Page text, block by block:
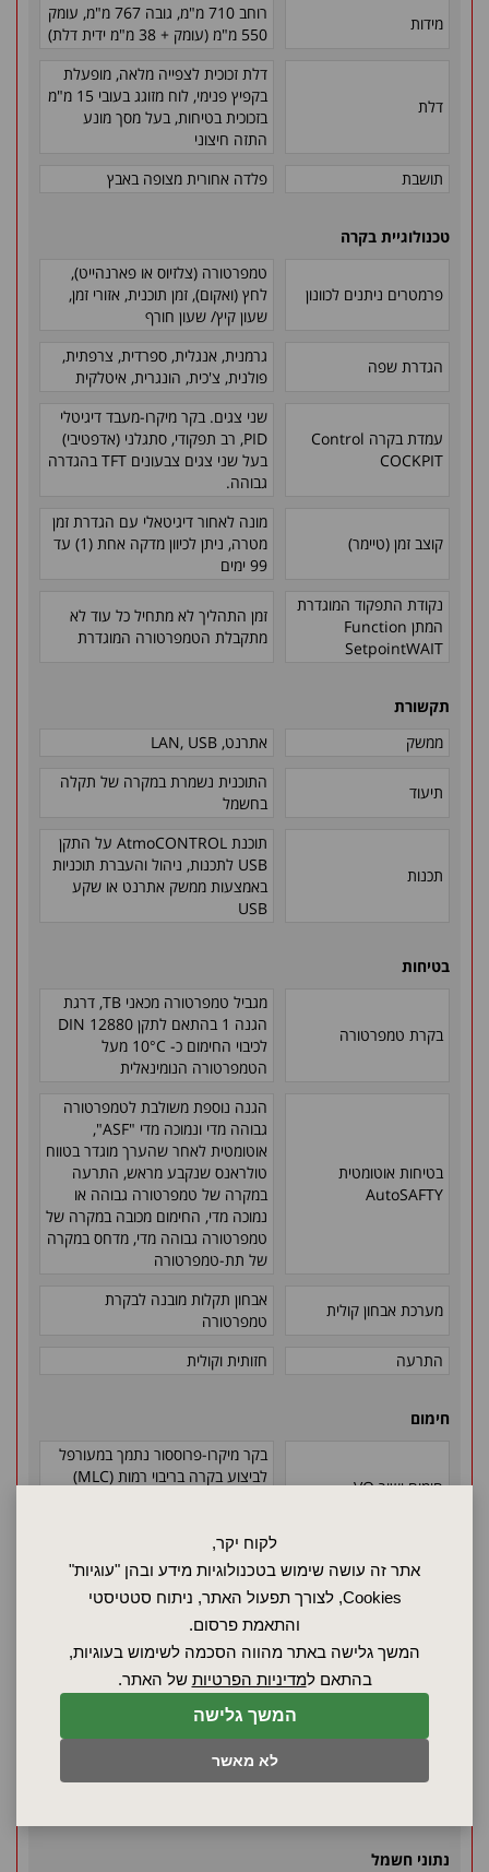
המשך גלישה
לא מאשר
לקוח יקר,
אתר זה עושה שימוש בטכנולוגיות מידע ובהן "עוגיות"
Cookies, לצורך תפעול האתר, ניתוח סטטיסטי
והתאמת פרסום.
המשך גלישה באתר מהווה הסכמה לשימוש בעוגיות,
בהתאם למדיניות הפרטיות של האתר.
מידות
רוחב 710 מ"מ, גובה 767 מ"מ, עומק
550 מ"מ (עומק + 38 מ"מ ידית דלת)
דלת
דלת זכוכית לצפייה מלאה, מופעלת
בקפיץ פנימי, לוח מזוגג בעובי 15 מ"מ
בזכוכית בטיחות, בעל מסך מונע
התזה חיצוני
תושבת
פלדה אחורית מצופה באבץ
טכנולוגיית בקרה
פרמטרים ניתנים לכוונון
טמפרטורה (צלזיוס או פארנהייט),
לחץ (ואקום), זמן תוכנית, אזורי זמן,
שעון קיץ/ שעון חורף
הגדרת שפה
גרמנית, אנגלית, ספרדית, צרפתית,
פולנית, צ'כית, הונגרית, איטלקית
עמדת בקרה Control
COCKPIT
שני צגים. בקר מיקרו-מעבד דיגיטלי
PID, רב תפקודי, סתגלני (אדפטיבי)
בעל שני צגים צבעונים TFT בהגדרה
גבוהה.
קוצב זמן (טיימר)
מונה לאחור דיגיטאלי עם הגדרת זמן
מטרה, ניתן לכיוון מדקה אחת (1) עד
99 ימים
נקודת התפקוד המוגדרת
המתן Function
SetpointWAIT
זמן התהליך לא מתחיל כל עוד לא
מתקבלת הטמפרטורה המוגדרת
תקשורת
ממשק
אתרנט, LAN, USB
תיעוד
התוכנית נשמרת במקרה של תקלה
בחשמל
תכנות
תוכנת AtmoCONTROL על התקן
USB לתכנות, ניהול והעברת תוכניות
באמצעות ממשק אתרנט או שקע
USB
בטיחות
בקרת טמפרטורה
מגביל טמפרטורה מכאני TB, דרגת
הגנה 1 בהתאם לתקן DIN 12880
לכיבוי החימום כ- 10°C מעל
הטמפרטורה הנומינאלית
בטיחות אוטומטית
AutoSAFTY
הגנה נוספת משולבת לטמפרטורה
גבוהה מדי ונמוכה מדי "ASF",
אוטומטית לאחר שהערך מוגדר בטווח
טולראנס שנקבע מראש, התרעה
במקרה של טמפרטורה גבוהה או
נמוכה מדי, החימום מכובה במקרה של
טמפרטורה גבוהה מדי, מדחס במקרה
של תת-טמפרטורה
מערכת אבחון קולית
אבחון תקלות מובנה לבקרת
טמפרטורה
התרעה
חזותית וקולית
חימום
חימום ישיר VO
בקר מיקרו-פרוססור נתמך במעורפל
לביצוע בקרה בריבוי רמות (MLC)
Thermoshelves
שני (2) חיבורים למדפי תרמו מאחור
(מפלס ראשון ושלישי)
תעודת כיול העבודות
מדף תרמו המסופק ביחד עם תנור
הואקום
חלקים פנימיים
3.3547 (ASTM B209) עם חימום
נתוני חשמל